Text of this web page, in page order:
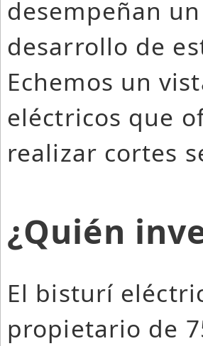
desempeñan
desarrollo de
Echemos un
eléctricos que
realizar cortes
¿Quién
El bisturí
propietario de